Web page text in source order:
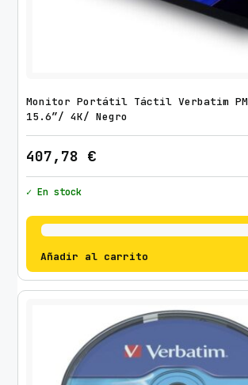
Monitor Portátil Táctil Verbatim
15.6″/ 4K/ Negro
407,78 €
✓ En stock
Añadir al carrito